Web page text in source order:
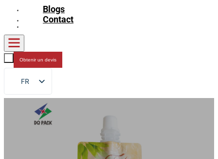
Blogs
Contact
Obtenir un devis
FR
EN